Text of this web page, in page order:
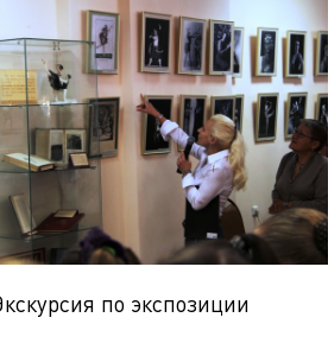
по экспозиции